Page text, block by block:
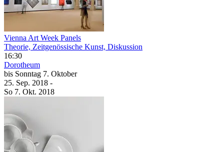
Vienna Art Week Panels
Theorie, Zeitgenössische Kunst, Diskussion
16:30
Dorotheum
bis Sonntag 7. Oktober
25. Sep. 2018 -
So 7. Okt. 2018